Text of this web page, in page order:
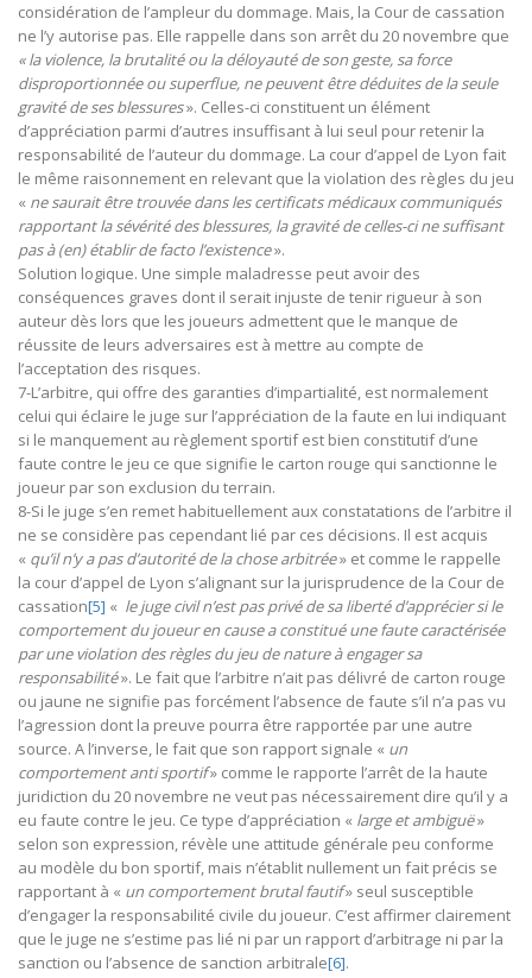
considération de l’ampleur du dommage. Mais, la Cour de cassation
ne l’y autorise pas. Elle rappelle dans son arrêt du 20 novembre que
«la violence, la brutalité ou la déloyauté de son geste, sa force
disproportionnée ou superflue, ne peuvent être déduites de la seule
gravité de ses blessures». Celles-ci constituent un élément
d’appréciation parmi d’autres insuffisant à lui seul pour retenir la
responsabilité de l’auteur du dommage. La cour d’appel de Lyon fait
le même raisonnement en relevant que la violation des règles du jeu
« ne saurait être trouvée dans les certificats médicaux communiqués
rapportant la sévérité des blessures, la gravité de celles-ci ne suffisant
pas à (en) établir de facto l’existence».
Solution logique. Une simple maladresse peut avoir des
conséquences graves dont il serait injuste de tenir rigueur à son
auteur dès lors que les joueurs admettent que le manque de
réussite de leurs adversaires est à mettre au compte de
l’acceptation des risques.
7-L’arbitre, qui offre des garanties d’impartialité, est normalement
celui qui éclaire le juge sur l’appréciation de la faute en lui indiquant
si le manquement au règlement sportif est bien constitutif d’une
faute contre le jeu ce que signifie le carton rouge qui sanctionne le
joueur par son exclusion du terrain.
8-Si le juge s’en remet habituellement aux constatations de l’arbitre il
ne se considère pas cependant lié par ces décisions. Il est acquis
« qu’il n’y a pas d’autorité de la chose arbitrée» et comme le rappelle
la cour d’appel de Lyon s’alignant sur la jurisprudence de la Cour de
cassation[5] « le juge civil n’est pas privé de sa liberté d’apprécier si le
comportement du joueur en cause a constitué une faute caractérisée
par une violation des règles du jeu de nature à engager sa
responsabilité». Le fait que l’arbitre n’ait pas délivré de carton rouge
ou jaune ne signifie pas forcément l’absence de faute s’il n’a pas vu
l’agression dont la preuve pourra être rapportée par une autre
source. A l’inverse, le fait que son rapport signale « un
comportement anti sportif» comme le rapporte l’arrêt de la haute
juridiction du 20 novembre ne veut pas nécessairement dire qu’il y a
eu faute contre le jeu. Ce type d’appréciation « large et ambiguë»
selon son expression, révèle une attitude générale peu conforme
au modèle du bon sportif, mais n’établit nullement un fait précis se
rapportant à « un comportement brutal fautif» seul susceptible
d’engager la responsabilité civile du joueur. C’est affirmer clairement
que le juge ne s’estime pas lié ni par un rapport d’arbitrage ni par la
sanction ou l’absence de sanction arbitrale[6].